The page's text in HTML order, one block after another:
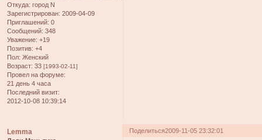
Откуда: город N
Зарегистрирован: 2009-04-09
Приглашений: 0
Сообщений: 348
Уважение: +19
Позитив: +4
Пол: Женский
Возраст: 33 [1993-02-11]
Провел на форуме:
21 день 4 часа
Последний визит:
2012-10-08 10:39:14
Поделиться2009-11-05 23:32:01
Lemma